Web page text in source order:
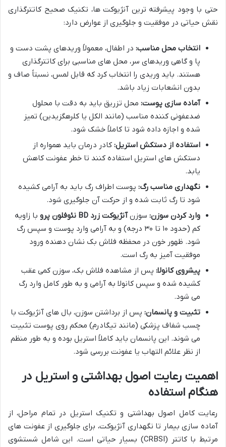
حتی با وجود پیشرفته ترین آنژیوکت ها، تکنیک صحیح کاتترگذاری
نقش حیاتی در موفقیت و جلوگیری از عوارض دارد:
انتخاب محل مناسب: در اطفال، معمولاً وریدهای پشت دست و
پا و گاهی وریدهای سر، محل های مناسبی برای کاتترگذاری
هستند. باید وریدی را انتخاب کرد که قابل لمس، نسبتاً صاف و
بدون انشعابات زیاد باشد.
آماده سازی پوست: محل تزریق باید به دقت با محلول
ضدعفونی کننده مناسب (مانند الکل یا کلرهگزیدین) تمیز
شده و اجازه داده شود تا کاملاً خشک شود.
استفاده از دستکش استریل: کادر درمان باید همواره از
دستکش های استریل استفاده کنند تا خطر عفونت کاهش
یابد.
نگهداری مناسب رگ: پوست اطراف رگ باید به آرامی کشیده
شود تا رگ ثابت شده و از حرکت آن جلوگیری شود.
وارد کردن سوزن: سوزنآنژیوکت زرد BD نئوفلون پرو
با زاویه
کم (حدود ۱۰ تا ۳۰ درجه) و به آرامی وارد پوست و سپس رگ
شود. ظهور خون در محفظه فلاش بک نشان دهنده ورود
موفقیت آمیز به رگ است.
پیشروی کانولا: پس از مشاهده فلاش بک، سوزن کمی عقب
کشیده شده و سپس کانولا به آرامی و به طور کامل وارد رگ
می شود.
تثبیت و پانسمان: پس از برداشتن سوزن، بال های آنژیوکت با
چسب شفاف پزشکی (مانند تیگادرم) محکم روی پوست تثبیت
می شوند. این پانسمان باید کاملاً استریل بوده و به طور منظم
از نظر علائم التهاب یا عفونت بررسی شود.
اهمیت رعایت اصول بهداشتی و استریل در
هنگام استفاده
رعایت کامل اصول بهداشتی و تکنیک استریل در تمام مراحل، از
آماده سازی بیمار تا نگهداری آنژیوکت، برای جلوگیری از عفونت های
مرتبط با کاتتر (CRBSI) بسیار حیاتی است. این شامل شستشوی